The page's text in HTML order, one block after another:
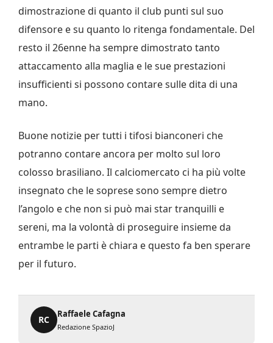
dimostrazione di quanto il club punti sul suo
difensore e su quanto lo ritenga fondamentale. Del
resto il 26enne ha sempre dimostrato tanto
attaccamento alla maglia e le sue prestazioni
insufficienti si possono contare sulle dita di una
mano.
Buone notizie per tutti i tifosi bianconeri che
potranno contare ancora per molto sul loro
colosso brasiliano. Il calciomercato ci ha più volte
insegnato che le soprese sono sempre dietro
l’angolo e che non si può mai star tranquilli e
sereni, ma la volontà di proseguire insieme da
entrambe le parti è chiara e questo fa ben sperare
per il futuro.
RC
Raffaele Cafagna
Redazione SpazioJ